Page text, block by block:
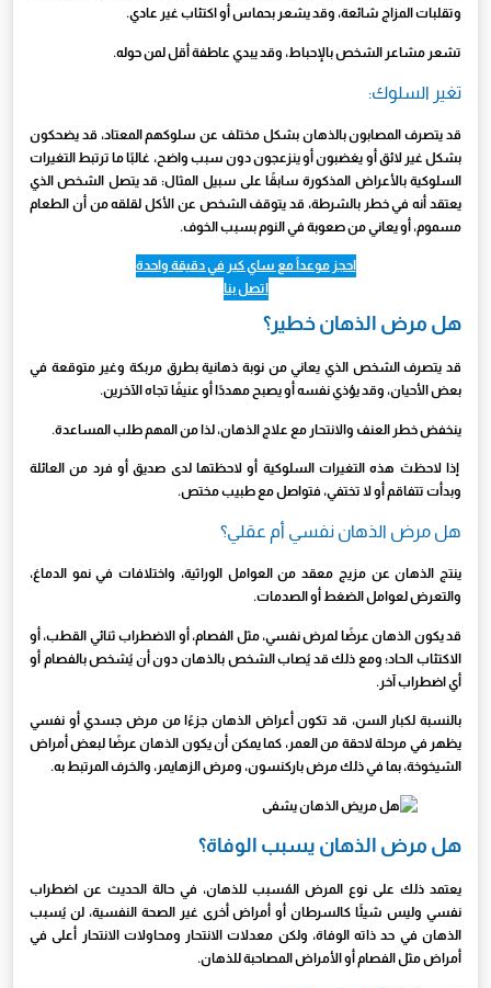
وتقلبات المزاج شائعة، وقد يشعر بحماس أو اكتئاب غير عادي.
تشعر مشاعر الشخص بالإحباط، وقد يبدي عاطفة أقل لمن حوله.
تغير السلوك:
قد يتصرف المصابون بالذهان بشكل مختلف عن سلوكهم المعتاد، قد يضحكون
بشكل غير لائق أو يغضبون أو ينزعجون دون سبب واضح، غالبًا ما ترتبط التغيرات
السلوكية بالأعراض المذكورة سابقًا على سبيل المثال: قد يتصل الشخص الذي
يعتقد أنه في خطر بالشرطة، قد يتوقف الشخص عن الأكل لقلقه من أن الطعام
مسموم، أو يعاني من صعوبة في النوم بسبب الخوف.
احجز موعداً مع ساي كير في دقيقة واحدة
اتصل بنا
هل مرض الذهان خطير؟
قد يتصرف الشخص الذي يعاني من نوبة ذهانية بطرق مربكة وغير متوقعة في
بعض الأحيان، وقد يؤذي نفسه أو يصبح مهددًا أو عنيفًا تجاه الآخرين.
ينخفض ​​خطر العنف والانتحار مع علاج الذهان، لذا من المهم طلب المساعدة.
إذا لاحظتَ هذه التغيرات السلوكية أو لاحظتها لدى صديق أو فرد من العائلة
وبدأت تتفاقم أو لا تختفي، فتواصل مع طبيب مختص.
هل مرض الذهان نفسي أم عقلي؟
ينتج الذهان عن مزيج معقد من العوامل الوراثية، واختلافات في نمو الدماغ،
والتعرض لعوامل الضغط أو الصدمات.
قد يكون الذهان عرضًا لمرض نفسي، مثل الفصام، أو الاضطراب ثنائي القطب، أو
الاكتئاب الحاد؛ ومع ذلك قد يُصاب الشخص بالذهان دون أن يُشخص بالفصام أو
أي اضطراب آخر.
بالنسبة لكبار السن، قد تكون أعراض الذهان جزءًا من مرض جسدي أو نفسي
يظهر في مرحلة لاحقة من العمر، كما يمكن أن يكون الذهان عرضًا لبعض أمراض
الشيخوخة، بما في ذلك مرض باركنسون، ومرض الزهايمر، والخرف المرتبط به.
هل مرض الذهان يسبب الوفاة؟
يعتمد ذلك على نوع المرض المُسبب للذهان، في حالة الحديث عن اضطراب
نفسي وليس شيئًا كالسرطان أو أمراض أخرى غير الصحة النفسية، لن يُسبب
الذهان في حد ذاته الوفاة، ولكن معدلات الانتحار ومحاولات الانتحار أعلى في
أمراض مثل الفصام أو الأمراض المصاحبة للذهان.